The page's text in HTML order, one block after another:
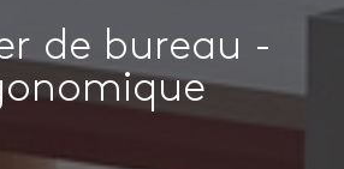
de bureau -